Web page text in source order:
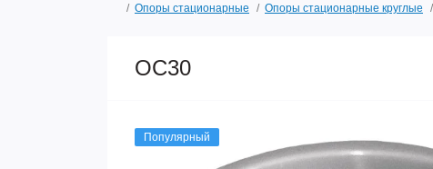
Опоры стационарные Опоры стационарные круглые
ОС30
Популярный